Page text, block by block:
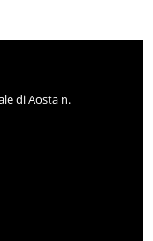
di Aosta n.